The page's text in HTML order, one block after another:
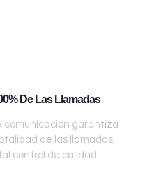
De Las Llamadas
comunicación garantiza
de las llamadas,
control de calidad.